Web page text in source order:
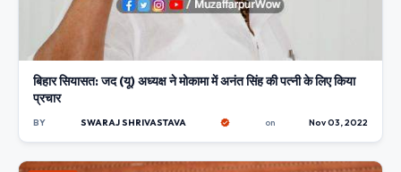
बिहार सियासत: जद (यू) अध्यक्ष ने मोकामा में अनंत सिंह की पत्नी के लिए किया
प्रचार
BY SWARAJ SHRIVASTAVA on Nov 03, 2022